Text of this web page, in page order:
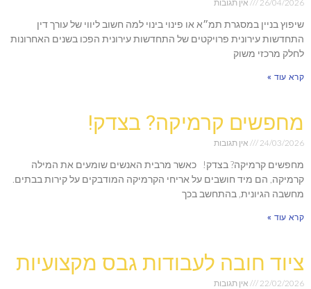
26/04/2026 אין תגובות
שיפוץ בניין במסגרת תמ״א או פינוי בינוי למה חשוב ליווי של עורך דין
התחדשות עירונית פרויקטים של התחדשות עירונית הפכו בשנים האחרונות
לחלק מרכזי משוק
קרא עוד »
מחפשים קרמיקה? בצדק!
24/03/2026 אין תגובות
מחפשים קרמיקה? בצדק! כאשר מרבית האנשים שומעים את המילה
קרמיקה, הם מיד חושבים על אריחי הקרמיקה המודבקים על קירות בבתים.
מחשבה הגיונית, בהתחשב בכך
קרא עוד »
ציוד חובה לעבודות גבס מקצועיות
22/02/2026 אין תגובות